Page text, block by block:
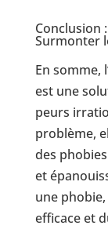
Conclusion
Surmonter
En somme,
est une
peurs
problème,
des
et
une
efficace et